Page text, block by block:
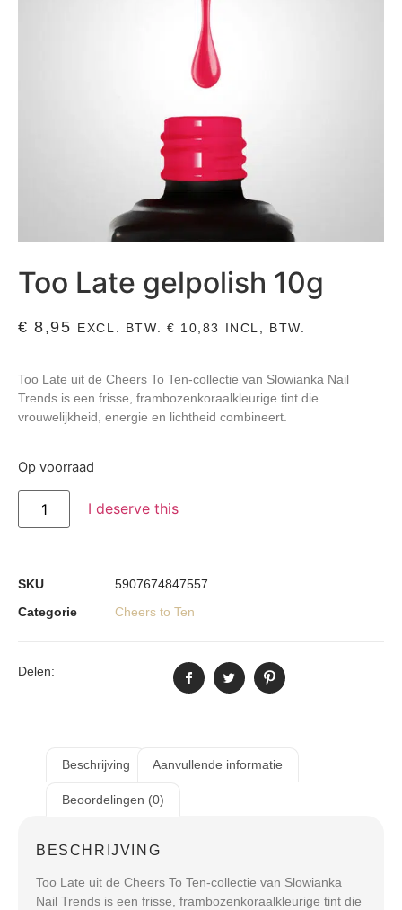
Too Late gelpolish 10g
€ 8,95 EXCL. BTW. € 10,83 INCL, BTW.
Too Late uit de Cheers To Ten-collectie van Slowianka Nail
Trends is een frisse, frambozenkoraalkleurige tint die
vrouwelijkheid, energie en lichtheid combineert.
Op voorraad
I deserve this
SKU
5907674847557
Categorie
Cheers to Ten
Delen:
Beschrijving Aanvullende informatie
Beoordelingen (0)
BESCHRIJVING
Too Late uit de Cheers To Ten-collectie van Slowianka
Nail Trends is een frisse, frambozenkoraalkleurige tint die